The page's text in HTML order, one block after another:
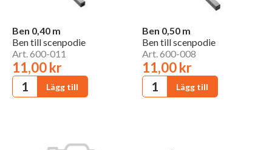
Ben 0,40 m
Ben till scenpodie
Art. 600-011
11,00 kr
Ben 0,50 m
Ben till scenpodie
Art. 600-008
11,00 kr